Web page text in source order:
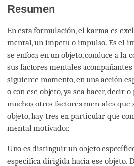
Resumen
En esta formulación, el karma es
mental, un ímpetu o impulso. Es el
se enfoca en un objeto, conduce a la
sus factores mentales
siguiente momento, en una acción
o con ese objeto, ya sea hacer, decir
muchos otros factores mentales que
objeto, hay tres en particular que
mental motivador.
Uno es distinguir un objeto
específica dirigida hacia ese objeto.